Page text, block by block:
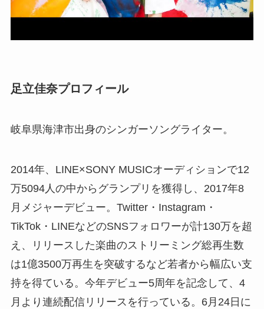
足立佳奈プロフィール
岐阜県海津市出身のシンガーソングライター。
2014年、LINE×SONY MUSICオーディションで12
万5094人の中からグランプリを獲得し、2017年8
月メジャーデビュー。Twitter・Instagram・
TikTok・LINEなどのSNSフォロワーが計130万を超
え、リリースした楽曲のストリーミング総再生数
は1億3500万再生を突破するなど若者から幅広い支
持を得ている。今年デビュー5周年を記念して、4
月より連続配信リリースを行っている。6月24日に